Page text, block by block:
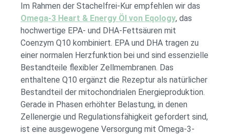
Im Rahmen der Stachelfrei-Kur empfehlen wir das
Omega-3 Heart & Energy Öl von Eqology, das
hochwertige EPA- und DHA-Fettsäuren mit
Coenzym Q10 kombiniert. EPA und DHA tragen zu
einer normalen Herzfunktion bei und sind essenzielle
Bestandteile flexibler Zellmembranen. Das
enthaltene Q10 ergänzt die Rezeptur als natürlicher
Bestandteil der mitochondrialen Energieproduktion.
Gerade in Phasen erhöhter Belastung, in denen
Zellenergie und Regulationsfähigkeit gefordert sind,
ist eine ausgewogene Versorgung mit Omega-3-